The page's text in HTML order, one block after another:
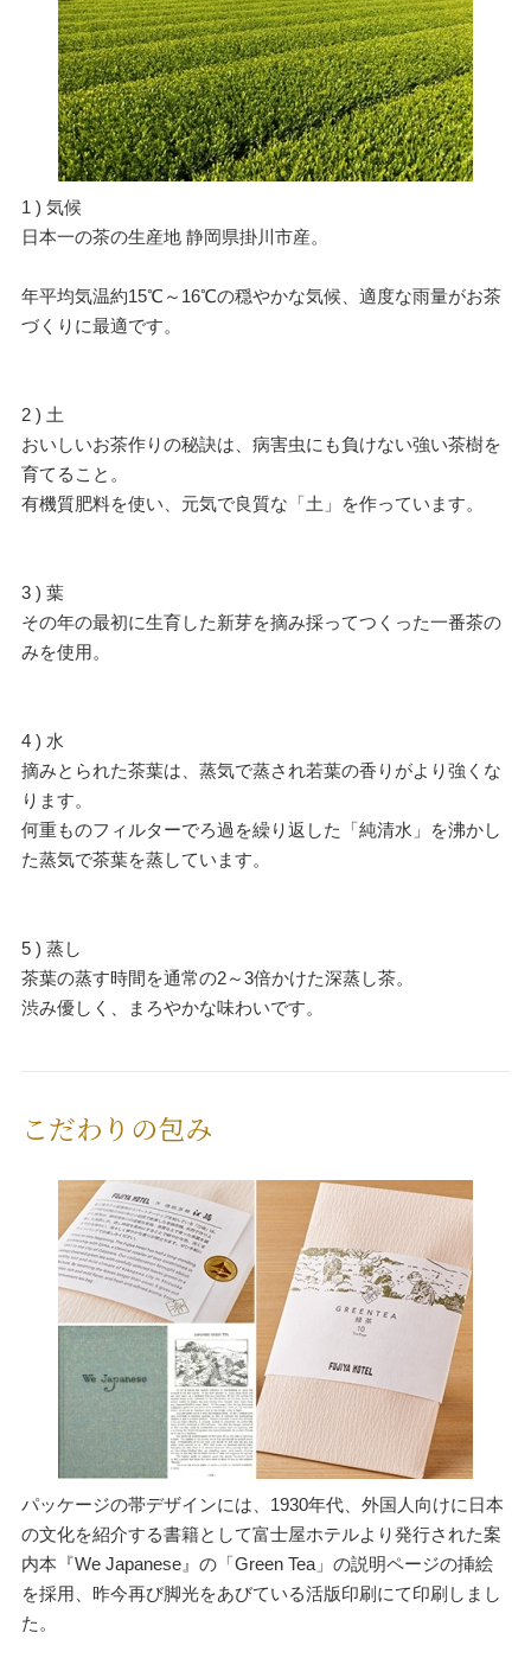
1 ) 気候
日本一の茶の生産地 静岡県掛川市産。
年平均気温約15℃～16℃の穏やかな気候、適度な雨量がお茶
づくりに最適です。
2 ) 土
おいしいお茶作りの秘訣は、病害虫にも負けない強い茶樹を
育てること。
有機質肥料を使い、元気で良質な「土」を作っています。
3 ) 葉
その年の最初に生育した新芽を摘み採ってつくった一番茶の
みを使用。
4 ) 水
摘みとられた茶葉は、蒸気で蒸され若葉の香りがより強くな
ります。
何重ものフィルターでろ過を繰り返した「純清水」を沸かし
た蒸気で茶葉を蒸しています。
5 ) 蒸し
茶葉の蒸す時間を通常の2～3倍かけた深蒸し茶。
渋み優しく、まろやかな味わいです。
こだわりの包み
パッケージの帯デザインには、1930年代、外国人向けに日本
の文化を紹介する書籍として富士屋ホテルより発行された案
内本『We Japanese』の「Green Tea」の説明ページの挿絵
を採用、昨今再び脚光をあびている活版印刷にて印刷しまし
た。